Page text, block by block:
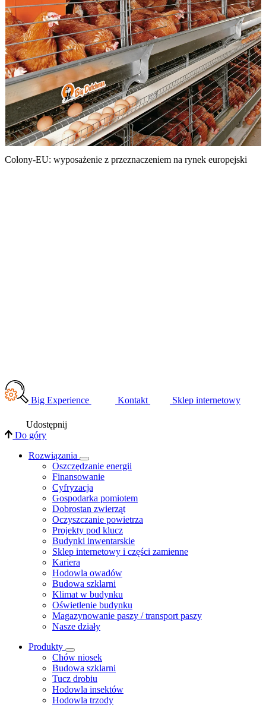
Colony-EU: wyposażenie z przeznaczeniem na rynek europejski
Big Experience Kontakt Sklep internetowy
Udostępnij
Do góry
Rozwiązania
​Oszczędzanie energii
Finansowanie
Cyfryzacja
Gospodarka pomiotem
Dobrostan zwierząt
Oczyszczanie powietrza
Projekty pod klucz
Budynki inwentarskie
Sklep internetowy i części zamienne
Kariera
Hodowla owadów
Budowa szklarni
Klimat w budynku
Oświetlenie budynku
Magazynowanie paszy / transport paszy
Nasze działy
Produkty
Chów niosek
Budowa szklarni
Tucz drobiu
Hodowla insektów
Hodowla trzody